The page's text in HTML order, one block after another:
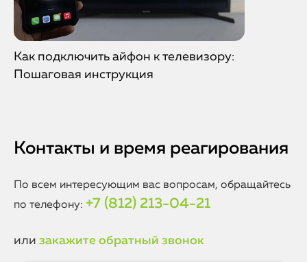
Как подключить айфон к телевизору:
Пошаговая инструкция
Контакты и время реагирования
По всем интересующим вас вопросам, обращайтесь
по телефону: +7 (812) 213-04-21
или закажите обратный звонок